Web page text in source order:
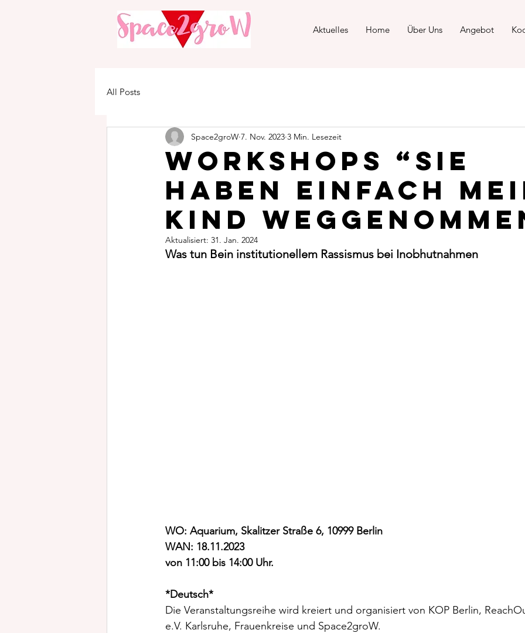
Aktuelles Home Über Uns Angebot
All Posts
Workshops “Sie
haben einfach
Kind
Space2groW 7. Nov. 2023 3 Min. Lesezeit
Aktualisiert: 31. Jan. 2024
Was tun Bein institutionellem Rassismus bei Inobhutnahmen
WO: Aquarium, Skalitzer Straße 6, 10999 Berlin
WAN: 18.11.2023
von 11:00 bis 14:00 Uhr.
*Deutsch*
Die Veranstaltungsreihe wird kreiert und organisiert von KOP Berlin,
e.V. Karlsruhe, Frauenkreise und Space2groW.